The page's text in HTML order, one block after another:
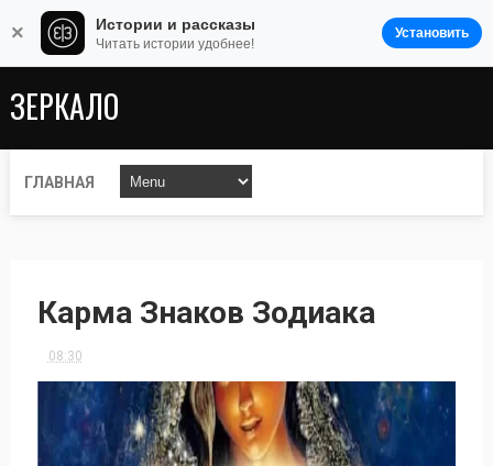
ЗЕРКАЛО
ГЛАВНАЯ
Карма Знаков Зодиака
08:30
× Истории и рассказы
Читать истории удобнее!
Установить